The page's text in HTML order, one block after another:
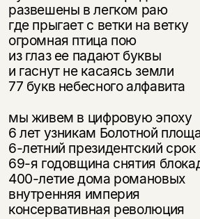
развешены в легком раю
где прыгает с ветки на ветку
огромная птица пою
из глаз ее падают буквы
и гаснут не касаясь земли
77 букв небесного алфавита
мы живем в цифровую эпоху
6 лет узникам Болотной
6-летний президентский срок
69-я годовщина снятия
400-летие дома романовых
внутренняя империя
консервативная революция
подписаться
подписаться
нет, вернуться